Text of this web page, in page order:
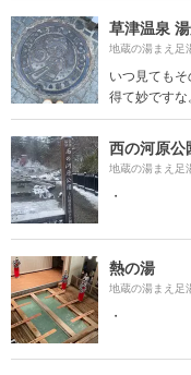
草津温泉
地蔵の湯まえ足
いつ見ても
得て妙ですな。
西の河原公
地蔵の湯まえ足
・
熱の湯
地蔵の湯まえ足
・